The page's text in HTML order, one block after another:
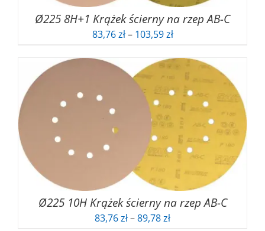
Ø225 8H+1 Krążek ścierny na rzep AB-C
83,76zł – 103,59złZakres
od
do
103,59 zł
Ø225 10H Krążek ścierny na rzep AB-C
83,76zł–89,78złZakres